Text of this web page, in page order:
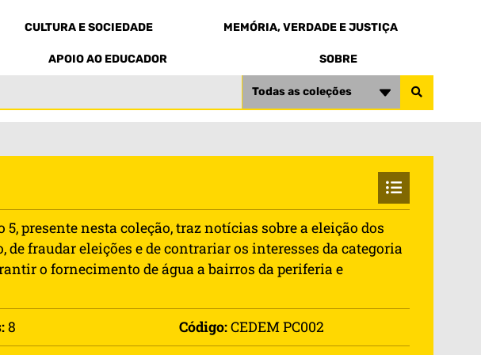
CULTURA E SOCIEDADE MEMÓRIA, VERDADE E JUSTIÇA
APOIO AO EDUCADOR SOBRE
Todas as coleções
presente nesta coleção, traz notícias sobre a eleição dos
fraudar eleições e de contrariar os interesses da categoria
o fornecimento de água a bairros da periferia e
8 Código:CEDEM PC002